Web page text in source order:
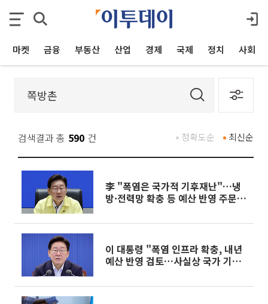
마켓 금융 부동산 산업 경제 국제 정치 사회
검색결과 총 590 건 최신순
정확도순
李 "폭염은 국가적 기후재난"…냉
방·전력망 확충 등 예산 반영 주문
이 대통령 "폭염 인프라 확충, 내년
예산 반영 검토…사실상 국가 기후